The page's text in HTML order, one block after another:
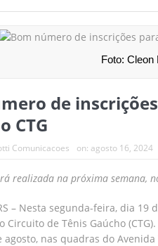
Comissão de RH debate
Em decisão com alto
Seguem abertas até 13
Batalha de quase quatro
Comissão de RH do
Rodada repleta de
Foto: Cleon
de
CTG
Comunicacoes on: agosto 16, 2024
realizada na próxima semana,
– Nesta segunda-feira, dia 19
Circuito de Tênis Gaúcho
agosto, nas quadras do